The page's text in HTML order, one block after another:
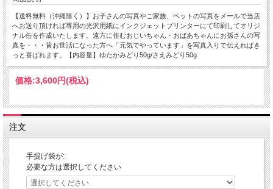
【送料無料（沖縄除く）】お子さんの写真やご家族、ペットの写真をメールで当店
へお送り頂ければ専用の光沢用紙にインクジェットプリンターにて印刷してオリジ
ナル缶を作成いたします。遠方に住むおじいちゃん・おばあちゃんにお孫さんの写
真を・・・昔お世話になった方へ「元気でやっています」を写真入りで伝えればき
っと喜ばれます。【内容量】ゆたかみどり50g/さえみどり50g
価格:3,600円(税込)
注文
手提げ袋が:
必要な方は選択してください